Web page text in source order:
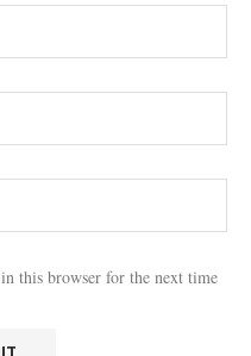
this browser for the next time